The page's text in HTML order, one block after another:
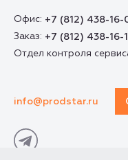
Офис: +7 (812) 438-16-
Заказ: +7 (812) 438-16-
Отдел контроля
info@prodstar.ru